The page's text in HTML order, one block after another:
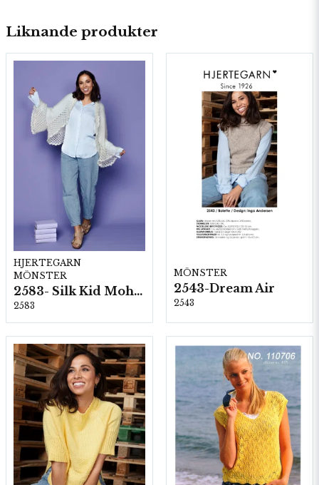
Liknande produkter
HJERTEGARN
MÖNSTER
2583- Silk Kid Mohair
2583
MÖNSTER
2543-Dream Air
2543